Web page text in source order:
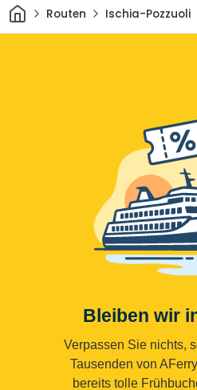
HeimRouten Ischia-Pozzuoli
Bleiben wir
Verpassen Sie nichts,
Tausenden von
bereits tolle